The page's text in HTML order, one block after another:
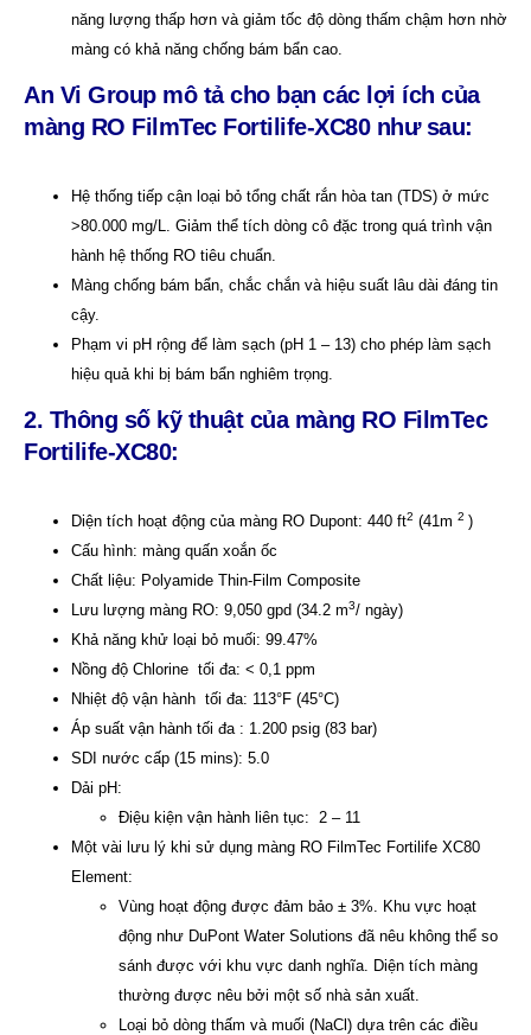
năng lượng thấp hơn và giảm tốc độ dòng thấm chậm hơn nhờ
màng có khả năng chống bám bẩn cao.
An Vi Group mô tả cho bạn các lợi ích của
màng RO FilmTec Fortilife-XC80 như sau:
Hệ thống tiếp cận loại bỏ tổng chất rắn hòa tan (TDS) ở mức
>80.000 mg/L. Giảm thể tích dòng cô đặc trong quá trình vận
hành hệ thống RO tiêu chuẩn.
Màng chống bám bẩn, chắc chắn và hiệu suất lâu dài đáng tin
cậy.
Phạm vi pH rộng để làm sạch (pH 1 – 13) cho phép làm sạch
hiệu quả khi bị bám bẩn nghiêm trọng.
2. Thông số kỹ thuật của màng RO FilmTec
Fortilife-XC80:
Diện tích hoạt động của màng RO Dupont: 440 ft2 (41m 2 )
Cấu hình: màng quấn xoắn ốc
Chất liệu: Polyamide Thin-Film Composite
Lưu lượng màng RO: 9,050 gpd (34.2 m3/ ngày)
Khả năng khử loại bỏ muối: 99.47%
Nồng độ Chlorine tối đa: < 0,1 ppm
Nhiệt độ vận hành tối đa: 113°F (45°C)
Áp suất vận hành tối đa : 1.200 psig (83 bar)
SDI nước cấp (15 mins): 5.0
Dải pH:
Điệu kiện vận hành liên tục: 2 – 11
Một vài lưu lý khi sử dụng màng RO FilmTec Fortilife XC80
Element:
Vùng hoạt động được đảm bảo ± 3%. Khu vực hoạt
động như DuPont Water Solutions đã nêu không thể so
sánh được với khu vực danh nghĩa. Diện tích màng
thường được nêu bởi một số nhà sản xuất.
Loại bỏ dòng thấm và muối (NaCl) dựa trên các điều